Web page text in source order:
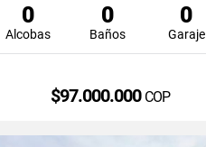
0
Alcobas
0
Baños
0
Garaje
$97.000.000 COP